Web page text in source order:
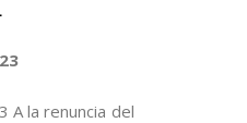
A la renuncia del